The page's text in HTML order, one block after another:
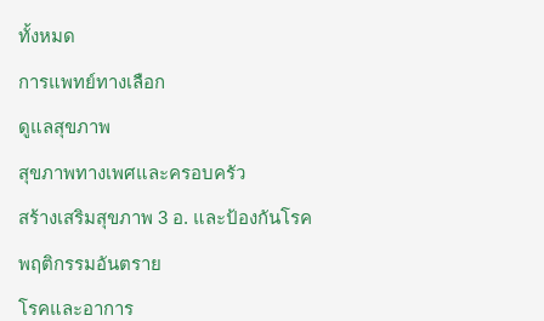
ทั้งหมด
การแพทย์ทางเลือก
ดูแลสุขภาพ
สุขภาพทางเพศและครอบครัว
สร้างเสริมสุขภาพ 3 อ. ​และป้องกันโรค
พฤติกรรมอันตราย
โรคและอาการ